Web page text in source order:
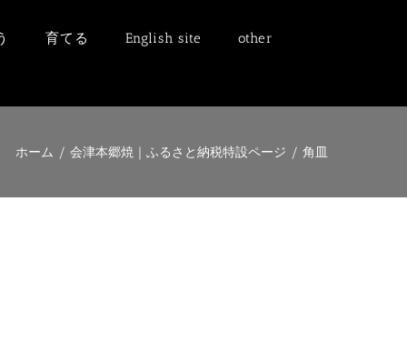
育てる English site other
ホーム / 会津本郷焼｜ふるさと納税特設ページ / 角皿